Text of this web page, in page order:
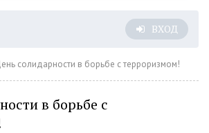
ВХОД
солидарности в борьбе с терроризмом!
в борьбе с